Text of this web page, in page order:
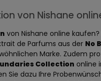
von Nishane
von Nishane online
de Parfums aus der No
Marke. Zudem
Collection online
Sie dazu Ihre